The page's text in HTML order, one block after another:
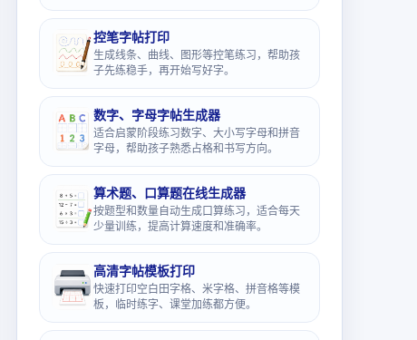
控笔字帖打印
生成线条、曲线、图形等控笔练习，帮助孩
子先练稳手，再开始写好字。
数字、字母字帖生成器
适合启蒙阶段练习数字、大小写字母和拼音
字母，帮助孩子熟悉占格和书写方向。
算术题、口算题在线生成器
按题型和数量自动生成口算练习，适合每天
少量训练，提高计算速度和准确率。
高清字帖模板打印
快速打印空白田字格、米字格、拼音格等模
板，临时练字、课堂加练都方便。